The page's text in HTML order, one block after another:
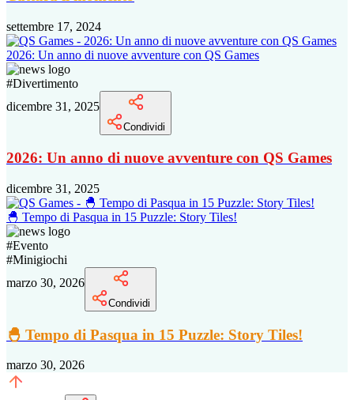
settembre 17, 2024
2026: Un anno di nuove avventure con QS Games
#Divertimento
dicembre 31, 2025
Condividi
2026: Un anno di nuove avventure con QS Games
dicembre 31, 2025
🐣 Tempo di Pasqua in 15 Puzzle: Story Tiles!
#Evento
#Minigiochi
marzo 30, 2026
Condividi
🐣 Tempo di Pasqua in 15 Puzzle: Story Tiles!
marzo 30, 2026